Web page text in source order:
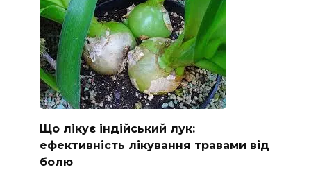
Що лікує індійський лук:
ефективність лікування травами від
болю